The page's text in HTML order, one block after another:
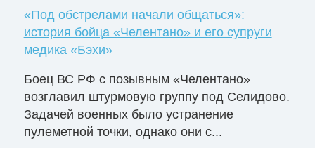
«Под обстрелами начали общаться»:
история бойца «Челентано» и его супруги
медика «Бэхи»
Боец ВС РФ с позывным «Челентано»
возглавил штурмовую группу под Селидово.
Задачей военных было устранение
пулеметной точки, однако они с...